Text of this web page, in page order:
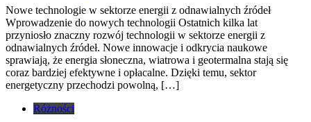
Nowe technologie w sektorze energii z odnawialnych źródeł
Wprowadzenie do nowych technologii Ostatnich kilka lat
przyniosło znaczny rozwój technologii w sektorze energii z
odnawialnych źródeł. Nowe innowacje i odkrycia naukowe
sprawiają, że energia słoneczna, wiatrowa i geotermalna stają się
coraz bardziej efektywne i opłacalne. Dzięki temu, sektor
energetyczny przechodzi powolną, […]
Różności